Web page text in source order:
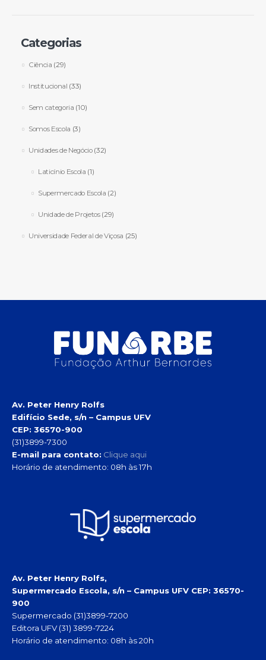
Categorias
Ciência (29)
Institucional (33)
Sem categoria (10)
Somos Escola (3)
Unidades de Negócio(32)
Laticínio Escola (1)
Supermercado Escola (2)
Unidade de Projetos(29)
Universidade Federal de Viçosa (25)
Av. Peter Henry Rolfs
Edifício Sede, s/n – Campus UFV
CEP: 36570-900
(31)3899-7300
E-mail para contato: Clique aqui
Horário de atendimento: 08h às 17h
Av. Peter Henry Rolfs,
Supermercado Escola, s/n – Campus UFV CEP: 36570-
900
Supermercado (31)3899-7200
Editora UFV (31) 3899-7224
Horário de atendimento: 08h às 20h